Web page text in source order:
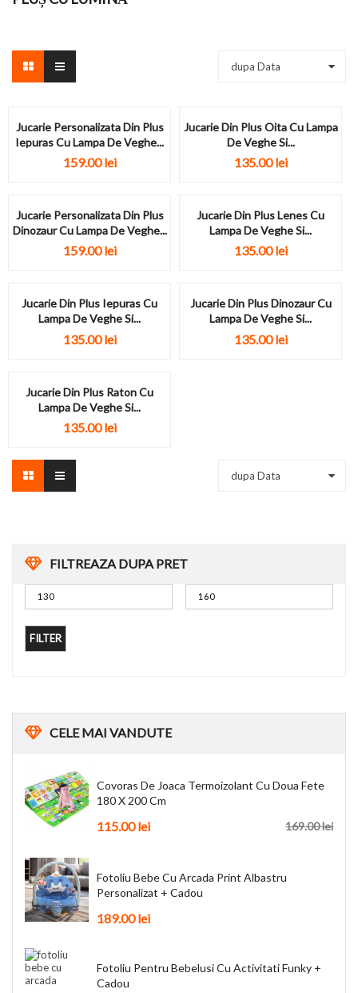
FILTREAZA DUPA PRET
FILTER
CELEMAI VANDUTE
Covoras De Joaca Termoizolant Cu Doua Fete
180 X 200 Cm
169.00 lei
115.00 lei
Fotoliu Bebe Cu Arcada Print Albastru
Personalizat + Cadou
189.00 lei
Fotoliu Pentru Bebelusi Cu Activitati Funky +
Cadou
dupa Data
Jucarie Personalizata Din Plus
Iepuras Cu Lampa De Veghe...
159.00 lei
Jucarie Din Plus Oita Cu Lampa
De Veghe Si...
135.00 lei
Jucarie Personalizata Din Plus
Dinozaur Cu Lampa De Veghe...
159.00 lei
Jucarie Din Plus Lenes Cu
Lampa De Veghe Si...
135.00 lei
Jucarie Din Plus Iepuras Cu
Lampa De Veghe Si...
135.00 lei
Jucarie Din Plus Dinozaur Cu
Lampa De Veghe Si...
135.00 lei
Jucarie Din Plus Raton Cu
Lampa De Veghe Si...
135.00 lei
dupa Data